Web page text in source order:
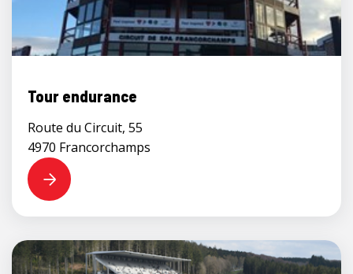
Tour endurance
Route du Circuit, 55
4970 Francorchamps